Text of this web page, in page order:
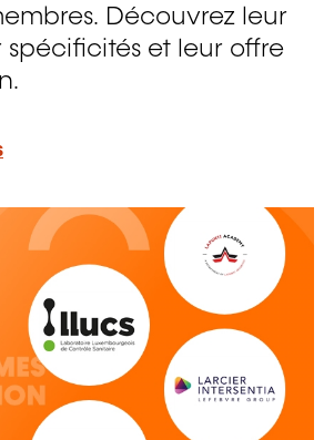
Découvrez leur
spécificités et leur offre
Découvrez les membres de